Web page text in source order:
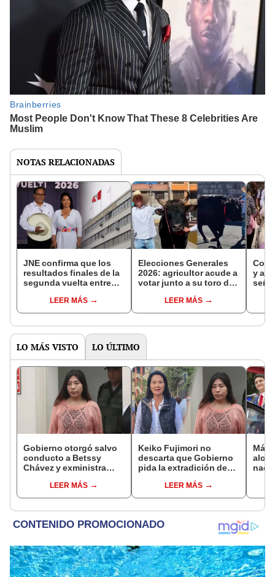
NOTAS RELACIONADAS
JNE confirma que los
resultados finales de la
segunda vuelta entre
Roberto Sánchez se
anunciarán en julio
LEER MÁS
Elecciones Generales
2026: agricultor acude a
votar junto a su toro de
ArequipaLEER MÁS
Con
y
LO MÁS VISTO LO ÚLTIMO
Gobierno otorgó salvo
conducto a Betssy
Chávez y exministra
madrugadaLEER MÁS
Keiko Fujimori no
descarta que Gobierno
pida la extradición de
dentro de nuestras
facultades"
LEER MÁS
Más